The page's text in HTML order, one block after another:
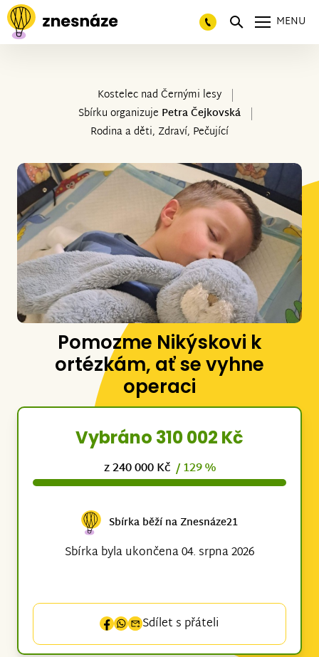
MENU
Kostelec nad Černými lesy
Sbírku organizuje Petra Čejkovská
Rodina a děti, Zdraví, Pečující
Pomozme Nikýskovi k
ortézkám, ať se vyhne
operaci
Vybráno 310 002 Kč
z 240 000 Kč / 129 %
Sbírka běží na Znesnáze21
Sbírka byla ukončena 04. srpna 2026
Sdílet s přáteli